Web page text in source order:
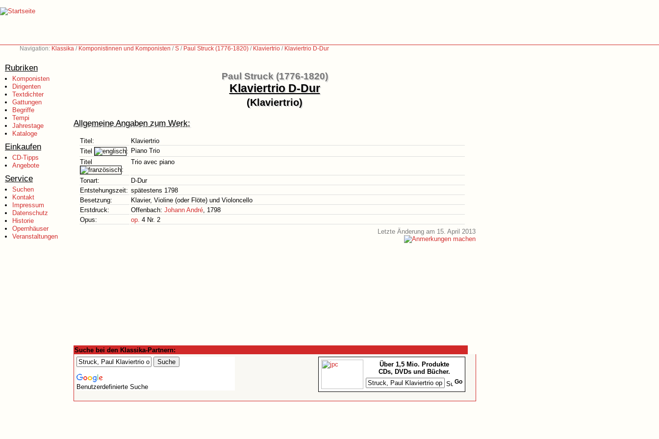
Navigation: Klassika / Komponistinnen und Komponisten /S / Paul Struck (1776-1820) / Klaviertrio / Klaviertrio D-Dur
Rubriken
Komponisten
Dirigenten
Textdichter
Gattungen
Begriffe
Tempi
Jahrestage
Kataloge
Einkaufen
CD-Tipps
Angebote
Service
Suchen
Kontakt
Impressum
Datenschutz
Historie
Opernhäuser
Veranstaltungen
Paul Struck (1776-1820)
Klaviertrio D-Dur
(Klaviertrio)
Allgemeine Angaben zum Werk:
Titel:
Klaviertrio
Titel
: Piano Trio
Titel
:
Trio avec piano
Tonart:
D-Dur
Entstehungszeit: spätestens 1798
Besetzung:
Klavier, Violine (oder Flöte) und Violoncello
Erstdruck:
Offenbach: Johann André, 1798
Opus:
op. 4 Nr. 2
Letzte Änderung am 15. April 2013
Suche bei den Klassika-Partnern:
Benutzerdefinierte Suche
Über 1,5 Mio. Produkte
CDs, DVDs und Bücher.
Go